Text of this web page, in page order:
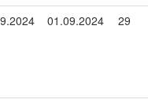
01.09.2024 29